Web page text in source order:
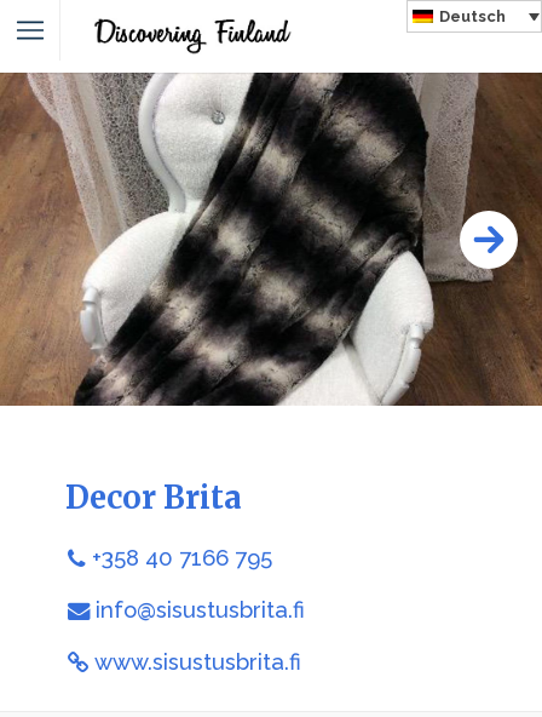
Deutsch
Decor Brita
+358 40 7166 795
info@sisustusbrita.fi
www.sisustusbrita.fi